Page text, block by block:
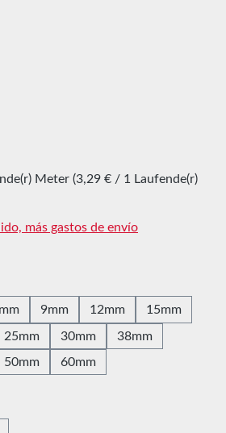
Meter (3,29 € / 1 Laufende(r)
más gastos de envío
9mm 12mm 15mm
25mm 30mm
38mm
50mm 60mm